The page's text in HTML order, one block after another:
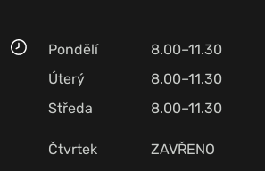
Pondělí 8.00–11.30
Úterý
8.00–11.30
Středa
8.00–11.30
Čtvrtek ZAVŘENO